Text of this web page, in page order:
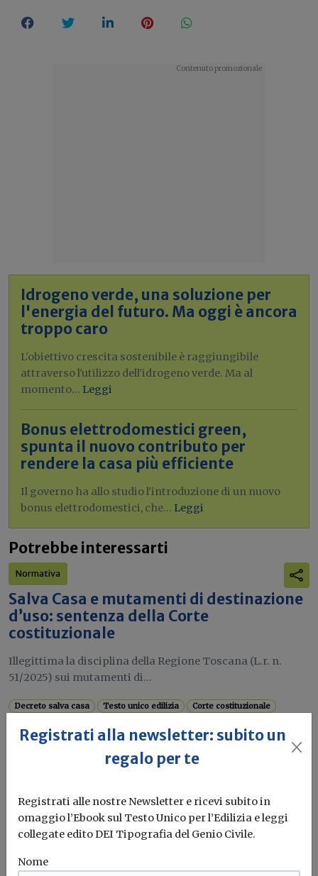
Idrogeno verde, una soluzione per
l'energia del futuro. Ma oggi è ancora
troppo caro
L'obiettivo crescita sostenibile è raggiungibile
attraverso l'utilizzo dell'idrogeno verde. Ma al
momento... Leggi
Bonus elettrodomestici green,
spunta il nuovo contributo per
rendere la casa più efficiente
Il governo ha allo studio l'introduzione di un nuovo
bonus elettrodomestici, che... Leggi
Potrebbe interessarti
Normativa
Salva Casa e mutamenti di destinazione
d’uso: sentenza della Corte
costituzionale
Illegittima la disciplina della Regione Toscana (L.r. n.
51/2025) sui mutamenti di...
Decreto salva casa Testo unico edilizia
Corte costituzionale
SCIA strutture ricettive: aggiornata la
modulistica standardizzata
Conferenza Unificata sui...
Registrati alla newsletter: subito un
regalo per te
Registrati alle nostre Newsletter e ricevi subito in
omaggio l’Ebook sul Testo Unico per l’Edilizia e leggi
collegate edito DEI Tipografia del Genio Civile.
Nome